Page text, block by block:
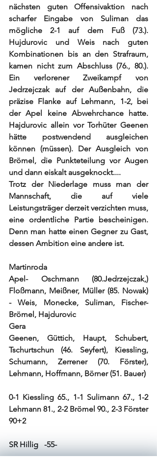
nächsten guten Offensivaktion nach
scharfer Eingabe von Suliman das
mögliche 2-1 auf dem Fuß (73.).
Hujdurovic und Weis nach guten
Kombinationen bis an den Strafraum,
kamen nicht zum Abschluss (76., 80.).
Ein verlorener Zweikampf von
Jedrzejczak auf der Außenbahn, die
präzise Flanke auf Lehmann, 1-2, bei
der Apel keine Abwehrchance hatte.
Hajdurovic allein vor Torhüter Geenen
hätte postwendend ausgleichen
können (müssen). Der Ausgleich von
Brömel, die Punkteteilung vor Augen
und dann eiskalt ausgeknockt....
Trotz der Niederlage muss man der
Mannschaft, die auf viele
Leistungsträger derzeit verzichten muss,
eine ordentliche Partie bescheinigen.
Denn man hatte einen Gegner zu Gast,
dessen Ambition eine andere ist.
Martinroda
Apel- Oschmann (80.Jedrzejczak,)
Floßmann, Meißner, Müller (85. Nowak)
- Weis, Monecke, Suliman, Fischer-
Brömel, Hajdurovic
Gera
Geenen, Güttich, Haupt, Schubert,
Tschurtschun (46. Seyfert), Kiessling,
Schumann, Zerrener (70. Förster),
Lehmann, Hoffmann, Börner (51. Bauer)
0-1 Kiessling 65., 1-1 Sulimann 67., 1-2
Lehmann 81., 2-2 Brömel 90., 2-3 Förster
90+2
SR Hillig   -55-